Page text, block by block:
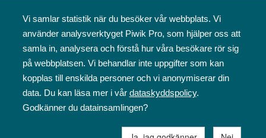
Svenska folkskolans vänner rf
Annegatan 12
00120 Helsingfors
09 6844 570
sfv@sfv.fi
Vi samlar statistik när du besöker vår webbplats. Vi
använder analysverktyget Piwik Pro, som hjälper oss att
samla in, analysera och förstå hur våra besökare rör sig
på webbplatsen. Vi behandlar inte uppgifter som kan
kopplas till enskilda personer och vi anonymiserar din
data. Du kan läsa mer i vår dataskyddspolicy.
Godkänner du datainsamlingen?